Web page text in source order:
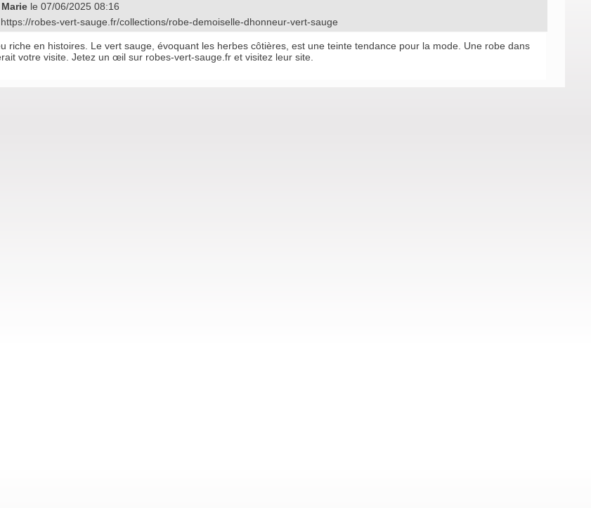
Marie le 07/06/2025 08:16
https://robes-vert-sauge.fr/collections/robe-demoiselle-dhonneur-vert-sauge
riche en histoires. Le vert sauge, évoquant les herbes côtières, est une teinte tendance pour la mode. Une robe dans
votre visite. Jetez un œil sur robes-vert-sauge.fr et visitez leur site.